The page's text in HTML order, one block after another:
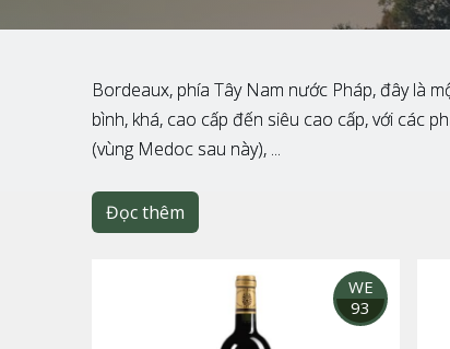
Bordeaux, phía Tây Nam nước Pháp, đây là
bình, khá, cao cấp đến siêu cao cấp, với các
(vùng Medoc sau này), ...
Đọc thêm
WE
93